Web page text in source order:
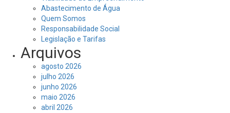
Abastecimento de Água
Quem Somos
Responsabilidade Social
Legislação e Tarifas
Arquivos
agosto 2026
julho 2026
junho 2026
maio 2026
abril 2026